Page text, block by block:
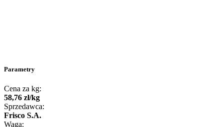
Parametry
Cena za kg:
58,76 zł/kg
Sprzedawca:
Frisco S.A.
Waga: